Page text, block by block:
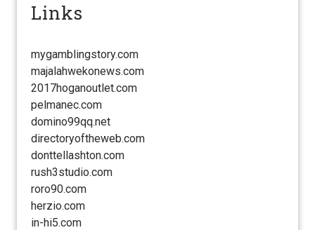
Links
mygamblingstory.com
majalahwekonews.com
2017hoganoutlet.com
pelmanec.com
domino99qq.net
directoryoftheweb.com
donttellashton.com
rush3studio.com
roro90.com
herzio.com
in-hi5.com